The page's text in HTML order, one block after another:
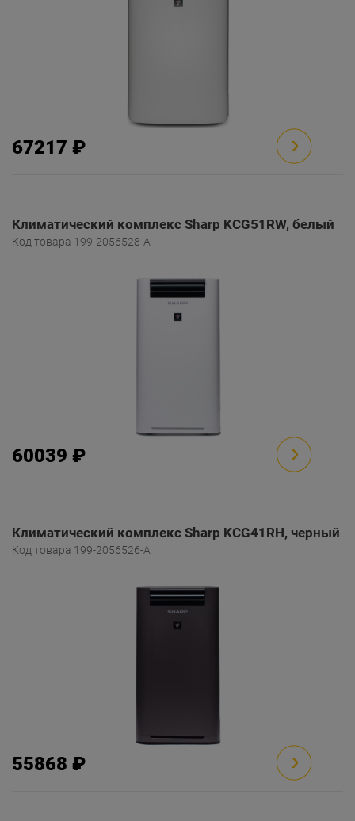
67217 ₽
Климатический комплекс Sharp KCG51RW, белый
Код товара 199-2056528-A
60039 ₽
Климатический комплекс Sharp KCG41RH, черный
Код товара 199-2056526-A
55868 ₽